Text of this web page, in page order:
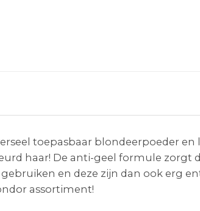
toepasbaar blondeerpoeder
haar! De anti-geel formule zorgt
en deze zijn dan ook erg
assortiment!